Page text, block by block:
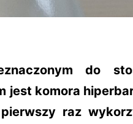
do
jest komora
pierwszy raz